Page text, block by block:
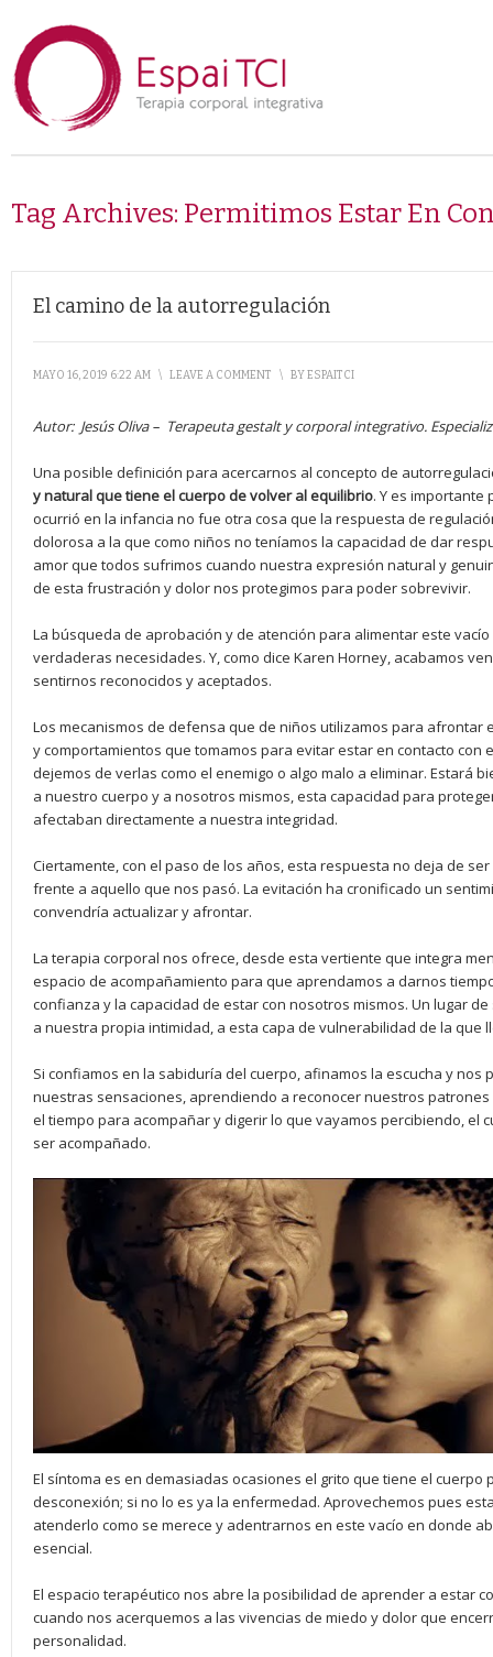
Tag Archives: Permitimos Estar En
El camino de la autorregulación
MAYO 16, 2019 6:22 AM \ LEAVE A COMMENT \ BYESPAITCI
Autor: Jesús Oliva – Terapeuta gestalt y corporal integrativo.
Una posible definición para acercarnos al concepto de
y natural que tiene el cuerpo de volver al equilibrio. Y es
ocurrió en la infancia no fue otra cosa que la respuesta de
dolorosa a la que como niños no teníamos la capacidad de dar
amor que todos sufrimos cuando nuestra expresión natural y
de esta frustración y dolor nos protegimos para poder sobrevivir.
La búsqueda de aprobación y de atención para alimentar este
verdaderas necesidades. Y, como dice Karen Horney, acabamos
sentirnos reconocidos y aceptados.
Los mecanismos de defensa que de niños utilizamos para afrontar
y comportamientos que tomamos para evitar estar en contacto con
dejemos de verlas como el enemigo o algo malo a eliminar. Estará
a nuestro cuerpo y a nosotros mismos, esta capacidad para
afectaban directamente a nuestra integridad.
Ciertamente, con el paso de los años, esta respuesta no deja de
frente a aquello que nos pasó. La evitación ha cronificado un
convendría actualizar y afrontar.
La terapia corporal nos ofrece, desde esta vertiente que integra
espacio de acompañamiento para que aprendamos a darnos
confianza y la capacidad de estar con nosotros mismos. Un lugar
a nuestra propia intimidad, a esta capa de vulnerabilidad de la que
Si confiamos en la sabiduría del cuerpo, afinamos la escucha y nos
nuestras sensaciones, aprendiendo a reconocer nuestros
el tiempo para acompañar y digerir lo que vayamos percibiendo, el
ser acompañado.
El síntoma es en demasiadas ocasiones el grito que tiene el
desconexión; si no lo es ya la enfermedad. Aprovechemos pues
atenderlo como se merece y adentrarnos en este vacío en donde
esencial.
El espacio terapéutico nos abre la posibilidad de aprender a estar
cuando nos acerquemos a las vivencias de miedo y dolor que
personalidad.